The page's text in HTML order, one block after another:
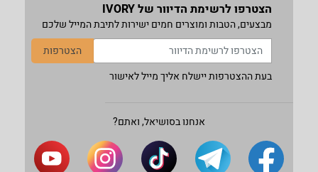
הצטרפו לרשימת הדיוור של IVORY
מבצעים, הטבות ומוצרים חמים ישירות לתיבת המייל שלכם
הצטרפות
בעת ההצטרפות יישלח אליך מייל לאישור
אנחנו בסושיאל, ואתם?